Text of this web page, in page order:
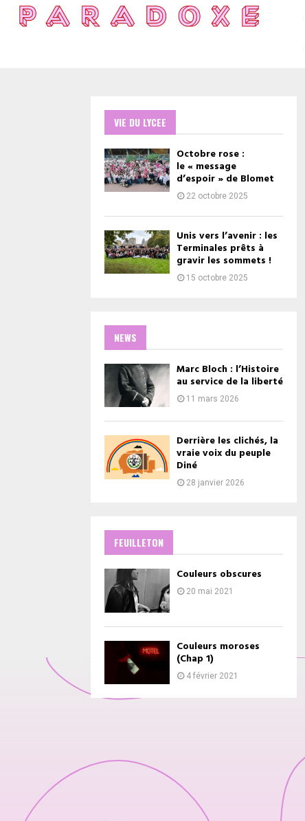
VIE DU LYCEE
Octobre rose :
le « message
d’espoir » de Blomet
22 octobre 2025
Unis vers l’avenir : les
Terminales prêts à
gravir les sommets !
15 octobre 2025
NEWS
Marc Bloch : l’Histoire
au service de la liberté
11 mars 2026
Derrière les clichés, la
vraie voix du peuple
Diné
28 janvier 2026
FEUILLETON
Couleurs obscures
20 mai 2021
Couleurs moroses
(Chap 1)
4 février 2021